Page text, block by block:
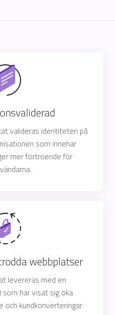
valideras identiteten på
som innehar
mer förtroende för
webbplatser
levereras med en
har visat sig öka
kundkonverteringar.